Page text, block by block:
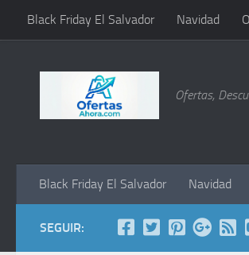
Saltar al contenido
Black Friday El Salvador Navidad
Ofertas,
Black Friday El Salvador Navidad
SEGUIR: